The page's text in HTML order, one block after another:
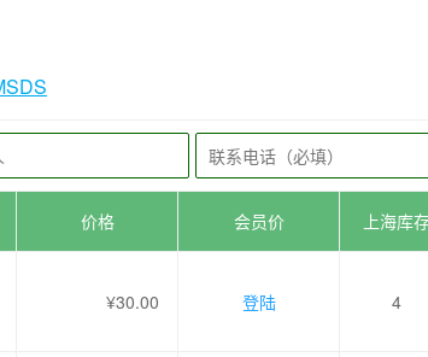
价格 会员价 上海库
¥30.00 登陆 4